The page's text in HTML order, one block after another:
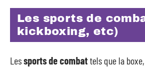
Les sports de
kickboxing, etc)
Lessports de combattels que la